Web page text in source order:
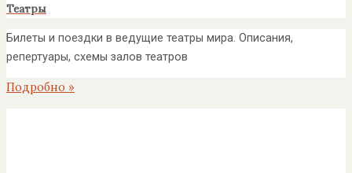
Театры
Билеты и поездки в ведущие театры мира. Описания,
репертуары, схемы залов театров
Подробно »